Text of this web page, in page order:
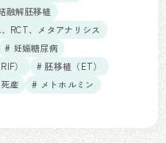
融解胚移植
RCT、メタアナリシス
# 妊娠糖尿病
）
# 胚移植（ET）
産
# メトホルミン